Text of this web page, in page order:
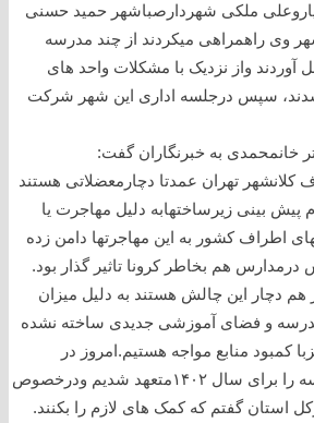
ملکی شهردارصباشهر حمید حسنی
وی راهمراهی میکردند از چند مدرسه
واز نزدیک با مشکلات واحد های
سپس درجلسه اداری این شهر شرکت
خانمحمدی به خبرنگاران گفت:
تهران عمدتا دچارمعضلاتی هستند
بینی زیرساختهابه دلیل مهاجرت یا
کشور به این مهاجرتها دامن زده
هم بخاطر کرونا تاثیر گذار بود.
دچار این چالش هستند به دلیل میزان
و فضای آموزشی جدیدی ساخته نشده
کمبود منابع مواجه هستیم.امروز در
صباشهر ساخت یک مدرسه را برای سال ۱۴۰۲متعهد شدیم ودرخصوص
استان گفتم که کمک های لازم را بکنند.